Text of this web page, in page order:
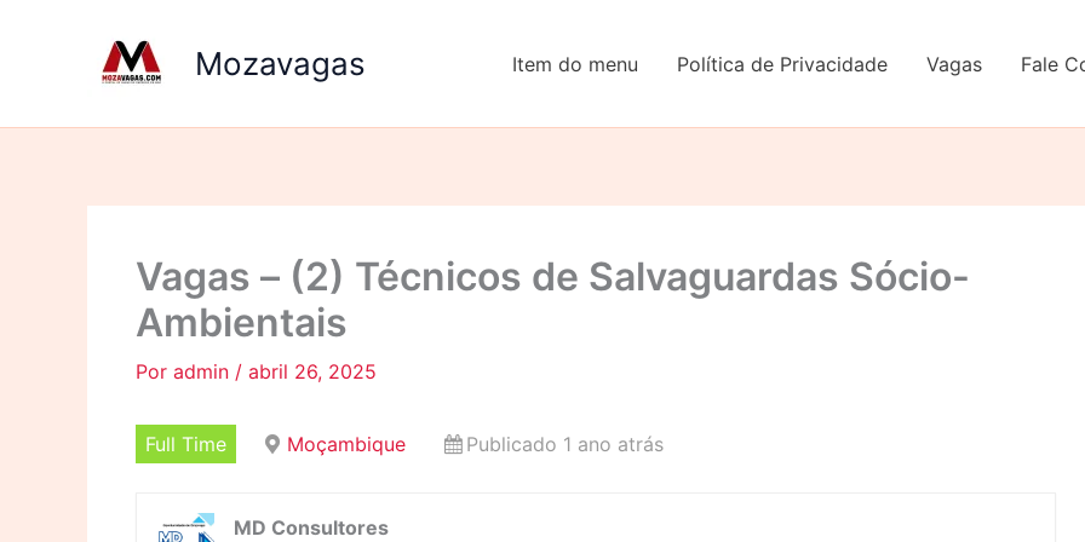
Mozavagas Item do menu Política de Privacidade Vagas Fale
Vagas – (2) Técnicos de Salvaguardas Sócio-
Ambientais
Por admin / abril 26, 2025
Full Time Moçambique Publicado 1 ano atrás
MD Consultores